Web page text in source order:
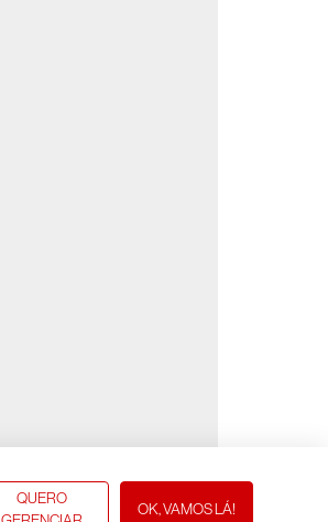
QUERO
OK, VAMOS LÁ!